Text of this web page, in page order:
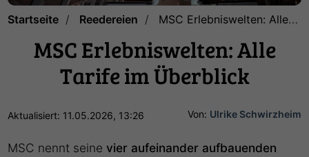
Startseite Reedereien MSC Erlebniswelten: Alle Tarife im Überblick
MSC Erlebniswelten: Alle
Tarife im Überblick
Von: Ulrike Schwirzheim
Aktualisiert: 11.05.2026, 13:26
MSC nennt seine vier aufeinander aufbauenden